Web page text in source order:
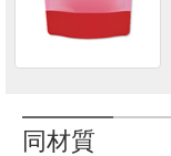
同材質